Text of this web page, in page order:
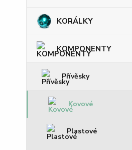
KORÁLKY
KOMPONENTY
Přívěsky
Kovové
Plastové